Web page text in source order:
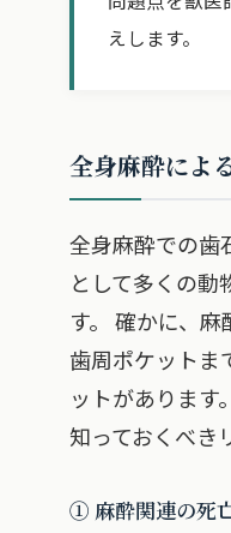
えします。
全身麻酔によ
全身麻酔での歯
として多くの動
す。 確かに、
歯周ポケットま
ットがあります
知っておくべき
① 麻酔関連の死